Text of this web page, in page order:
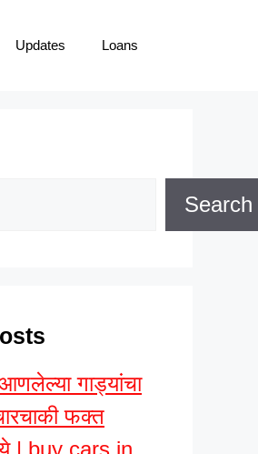
Updates Loans
Search
गाड्यांचा
फक्त
| buy cars in